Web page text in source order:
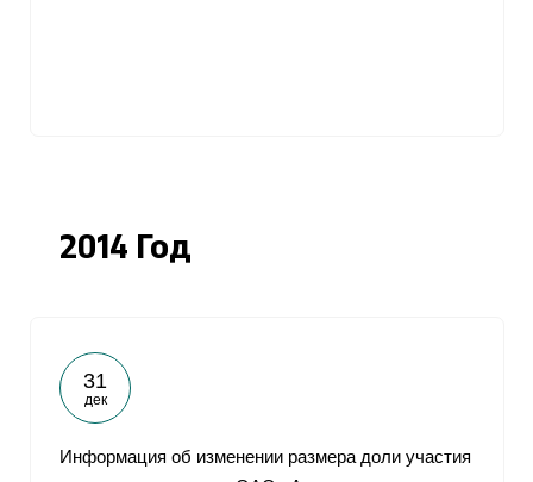
2014 Год
31
дек
Информация об изменении размера доли участия